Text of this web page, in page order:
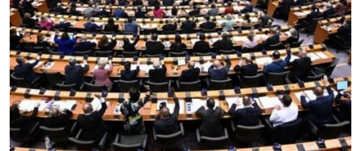
Aplicar al Requerimiento
Empresa en Jalisco
Requiere:
LOGÍSTICA